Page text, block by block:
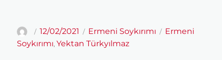
c i a
YazarYayın
tarihi
12/02/2021 Kategoriler
Ermeni Soykırımı Etiketler
Ermeni
Soykırımı,Yektan Türkyılmaz